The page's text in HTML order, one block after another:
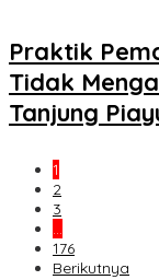
Praktik
Tidak
Tanjung
1
2
3
…
176
Berikutnya